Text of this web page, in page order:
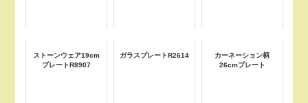
ストーンウェア19cm
プレートR8907
ガラスプレートR2614
カーネーション柄
26cmプレート